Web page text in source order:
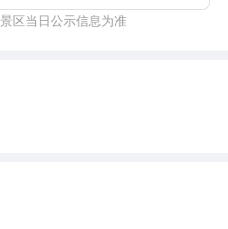
区当日公示信息为准